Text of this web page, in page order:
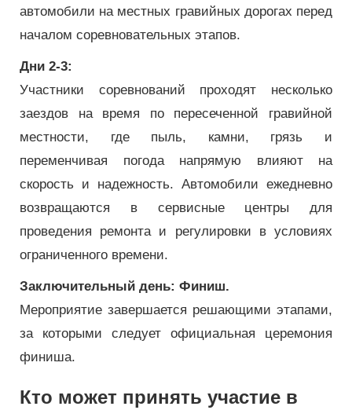
автомобили на местных гравийных дорогах перед
началом соревновательных этапов.
Дни 2-3:
Участники соревнований проходят несколько
заездов на время по пересеченной гравийной
местности, где пыль, камни, грязь и
переменчивая погода напрямую влияют на
скорость и надежность. Автомобили ежедневно
возвращаются в сервисные центры для
проведения ремонта и регулировки в условиях
ограниченного времени.
Заключительный день: Финиш.
Мероприятие завершается решающими этапами,
за которыми следует официальная церемония
финиша.
Кто может принять участие в